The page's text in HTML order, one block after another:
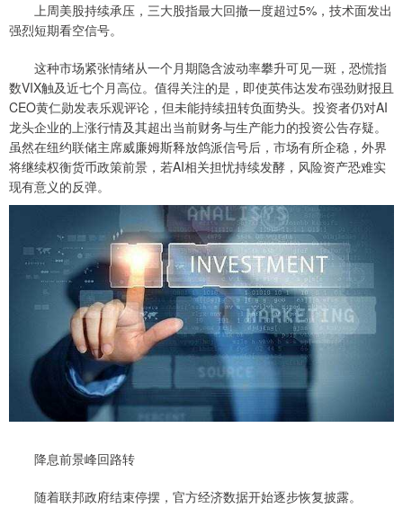
上周美股持续承压，三大股指最大回撤一度超过5%，技术面发出
强烈短期看空信号。
这种市场紧张情绪从一个月期隐含波动率攀升可见一斑，恐慌指
数VIX触及近七个月高位。值得关注的是，即使英伟达发布强劲财报且
CEO黄仁勋发表乐观评论，但未能持续扭转负面势头。投资者仍对AI
龙头企业的上涨行情及其超出当前财务与生产能力的投资公告存疑。
虽然在纽约联储主席威廉姆斯释放鸽派信号后，市场有所企稳，外界
将继续权衡货币政策前景，若AI相关担忧持续发酵，风险资产恐难实
现有意义的反弹。
降息前景峰回路转
随着联邦政府结束停摆，官方经济数据开始逐步恢复披露。